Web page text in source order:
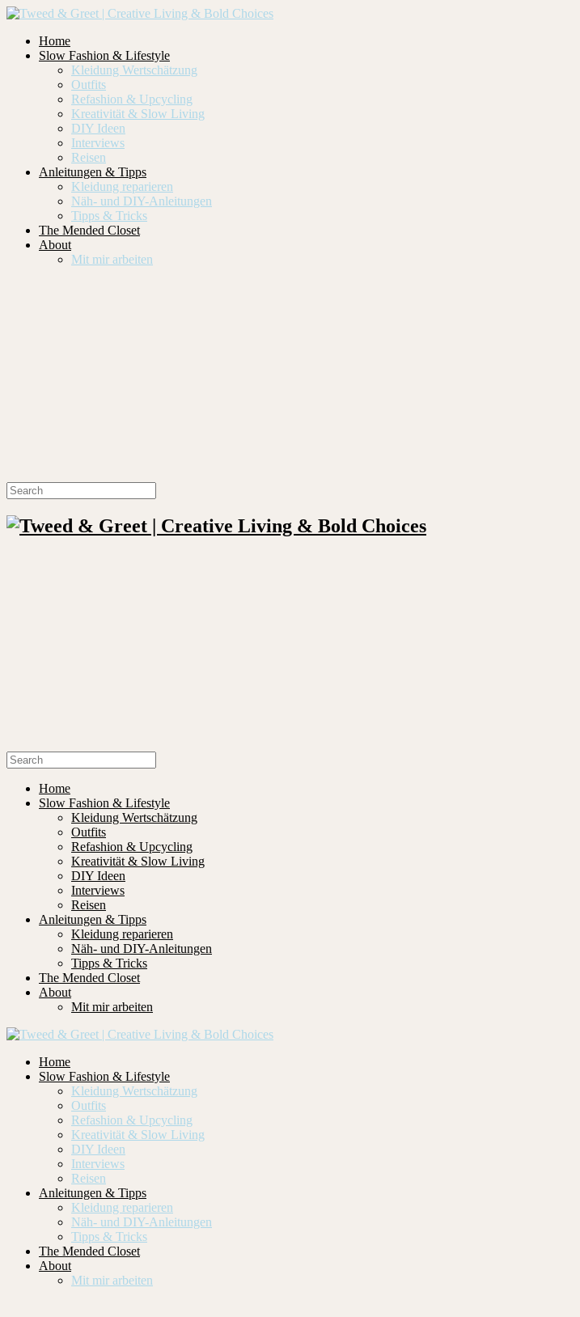
Home
Slow Fashion & Lifestyle
Kleidung Wertschätzung
Outfits
Refashion & Upcycling
Kreativität & Slow Living
DIY Ideen
Interviews
Reisen
Anleitungen & Tipps
Kleidung reparieren
Näh- und DIY-Anleitungen
Tipps & Tricks
The Mended Closet
About
Mit mir arbeiten
Home
Slow Fashion & Lifestyle
Kleidung Wertschätzung
Outfits
Refashion & Upcycling
Kreativität & Slow Living
DIY Ideen
Interviews
Reisen
Anleitungen & Tipps
Kleidung reparieren
Näh- und DIY-Anleitungen
Tipps & Tricks
The Mended Closet
About
Mit mir arbeiten
Home
Slow Fashion & Lifestyle
Kleidung Wertschätzung
Outfits
Refashion & Upcycling
Kreativität & Slow Living
DIY Ideen
Interviews
Reisen
Anleitungen & Tipps
Kleidung reparieren
Näh- und DIY-Anleitungen
Tipps & Tricks
The Mended Closet
About
Mit mir arbeiten